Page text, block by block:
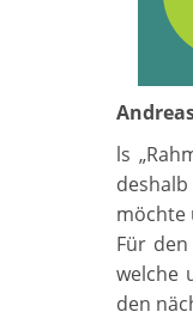
ls
möchte
Für
welche
den